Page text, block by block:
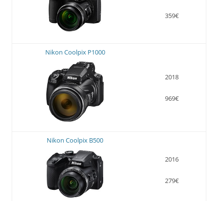
359€
Nikon Coolpix P1000
2018
969€
Nikon Coolpix B500
2016
279€